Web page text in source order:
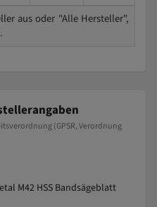
aus oder "Alle Hersteller",
(GPSR, Verordnung
M42 HSS Bandsägeblatt